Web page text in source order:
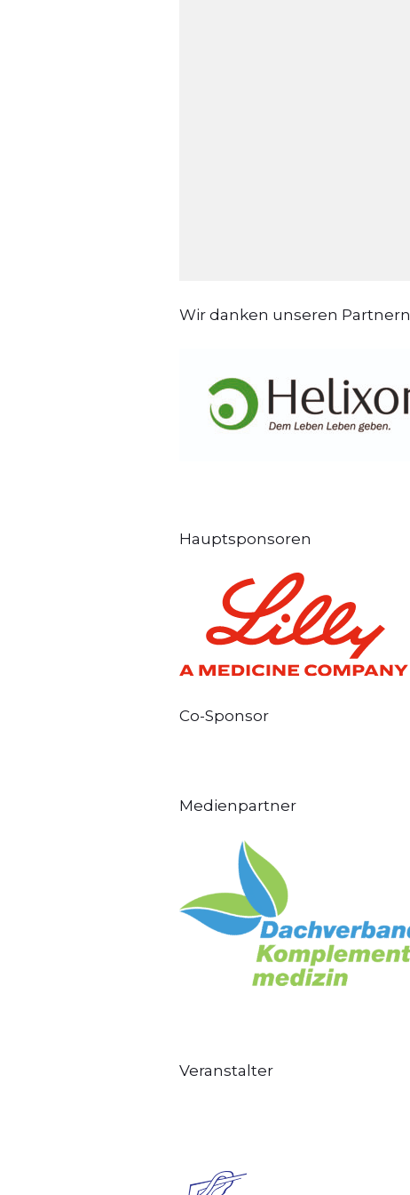
Wir danken unseren Partnern
Hauptsponsoren
Co-Sponsor
Medienpartner
Veranstalter